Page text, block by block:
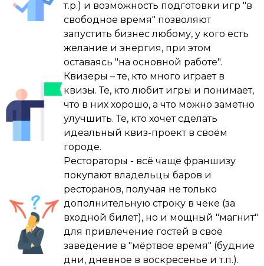
шаг и это было круто , почти сразу я
преодолел страх публичных выступлений (
был небольшой опыт ранее ) , дальше я
прошел обучающий курс у Дмитрия
Фурсова , пару индивидуальных занятий,
но самое главное я постоянно шаг за шагом
закреплял в себе уверенность !
Начинали с 4-5-6 команд в зале , тягаться
было тяжковато с «тяжеловесом» МЗГБ ,
опытный ведущий и достаточно хороший
организатор в одном лице у них , НО самое
главное я не сдался и продолжал
проводить игры , прошел год - другой и мы
уверено закрепились в городе , сейчас
солд-аут в зале все чаще стало делом
обычным ( 150-170 человек в зале ) , а когда-
то я мечтал о заветной «соточке» 🙂
В какой-то момент мы решили, что кроме
квизов ничего не нужно. И теперь мои дни
устроены иначе: больше нет офисов,
заводов или ДК. Только игры, подготовка и
кайф от того, что делаешь то, что нравится.
И знаете что? Я доволен.
P.S. Если бы кто-то сказал мне в 2015-м, что
случайный поиск развлечений для детей
приведет к такому, я бы, наверное, не
поверил. Но вот она — жизнь.
т.р.) и возможность подготовки игр "в
свободное время" позволяют
запустить бизнес любому, у кого есть
желание и энергия, при этом
оставаясь "на основной работе".
Квизеры – те, кто много играет в
квизы. Те, кто любит игры и понимает,
что в них хорошо, а что можно заметно
улучшить. Те, кто хочет сделать
идеальный квиз-проект в своём
городе.
Рестораторы - всё чаще франшизу
покупают владельцы баров и
ресторанов, получая не только
дополнительную строку в чеке (за
входной билет), но и мощный "магнит"
для привлечение гостей в своё
заведение в "мёртвое время" (будние
дни, дневное в воскресенье и т.п.).